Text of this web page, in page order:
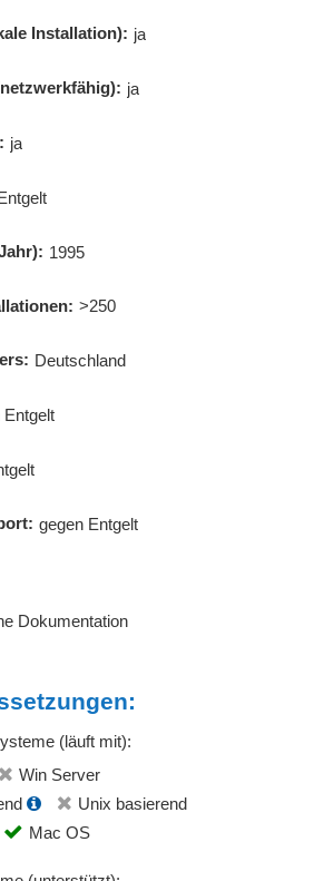
Installation): ja
ja
ja
1995
>250
Deutschland
Entgelt
gegen Entgelt
Dokumentation
(läuft mit):
Win Server
Unix basierend
Mac OS